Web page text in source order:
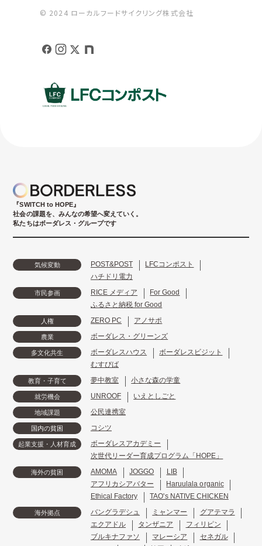
© 2024 ローカルフードサイクリング株式会社
『SWITCH to HOPE』
社会の課題を、みんなの希望へ変えていく。
私たちはボーダレス・グループです
気候変動 POST&POST
LFCコンポスト
ハチドリ電力
市民参画 RICE メディア
For Good
ふるさと納税 for Good
人権 ZERO PC アノサポ
農業 ボーダレス・グリーンズ
多文化共生 ボーダレスハウス
ボーダレスビジット
むすびば
教育・子育て 夢中教室 小さな森の学童
就労機会 UNROOF いえとしごと
地域課題 公民連携室
国内の貧困 コシツ
起業支援・人材育成
ボーダレスアカデミー
次世代リーダー育成プログラム「HOPE」
海外の貧困 AMOMA JOGGO
LIB
アフリカシアバター
Haruulala organic
Ethical Factory
TAO's NATIVE CHICKEN
海外拠点 バングラデシュ ミャンマー
グアテマラ
エクアドル
タンザニア
フィリピン
ブルキナファソ
マレーシア
セネガル